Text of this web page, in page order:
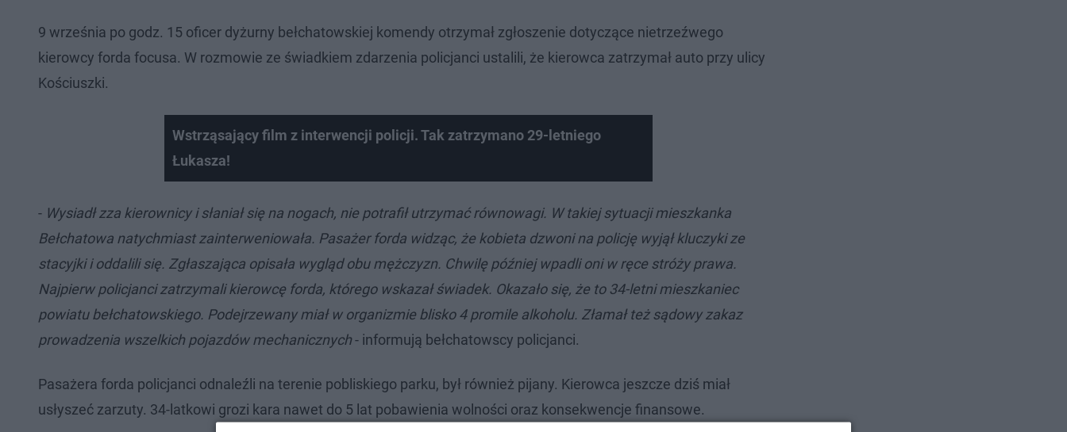
9 września po godz. 15 oficer dyżurny bełchatowskiej komendy otrzymał zgłoszenie dotyczące nietrzeźwego
kierowcy forda focusa. W rozmowie ze świadkiem zdarzenia policjanci ustalili, że kierowca zatrzymał auto przy ulicy
Kościuszki.
Wstrząsający film z interwencji policji. Tak zatrzymano 29-letniego
Łukasza!
- Wysiadł zza kierownicy i słaniał się na nogach, nie potrafił utrzymać równowagi. W takiej sytuacji mieszkanka
Bełchatowa natychmiast zainterweniowała. Pasażer forda widząc, że kobieta dzwoni na policję wyjął kluczyki ze
stacyjki i oddalili się. Zgłaszająca opisała wygląd obu mężczyzn. Chwilę później wpadli oni w ręce stróży prawa.
Najpierw policjanci zatrzymali kierowcę forda, którego wskazał świadek. Okazało się, że to 34-letni mieszkaniec
powiatu bełchatowskiego. Podejrzewany miał w organizmie blisko 4 promile alkoholu. Złamał też sądowy zakaz
prowadzenia wszelkich pojazdów mechanicznych- informują bełchatowscy policjanci.
Pasażera forda policjanci odnaleźli na terenie pobliskiego parku, był również pijany. Kierowca jeszcze dziś miał
usłyszeć zarzuty. 34-latkowi grozi kara nawet do 5 lat pobawienia wolności oraz konsekwencje finansowe.